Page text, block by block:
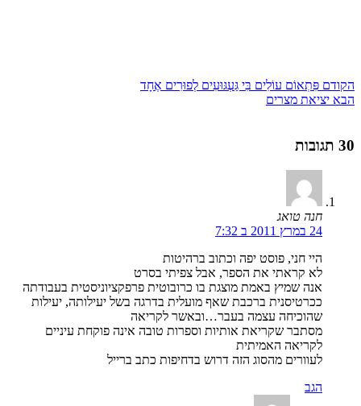
הקודם פִּתְאוֹם עוֹלִים בִּי גַּעְגּוּעִים לְפוּרִים אֶחָד
הבא יציאת מצרים
30 תגובות
חנה טואג
24 במרץ 2011 ב 7:32
היי חני, פוסט יפה וכתוב ברהיטות
לא קראתי את הספר, אבל צפיתי בסרט
אנה שמיץ באמת מוצגת בו כרובוטית פרפקציוניסטית בעבודתה
ככרטיסנית ברכבת שאף מועלית בדרגה בשל יעילותה, יעילות
שהוכיחה עצמה בעבר…ובאשר לקריאה
מסתבר שקריאת אותיות וספרות טובה אינה פוקחת עיניים
לקריאה האמיתית
לעוורים מהסוג הזה דרוש בדחיפות כתב ברייל
הגב